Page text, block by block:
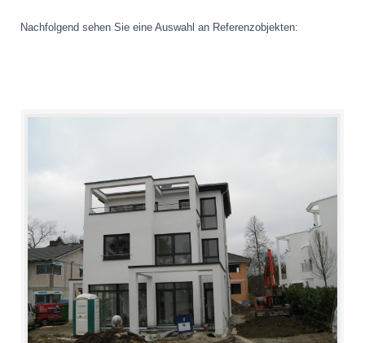
Nachfolgend sehen Sie eine Auswahl an Referenzobjekten: